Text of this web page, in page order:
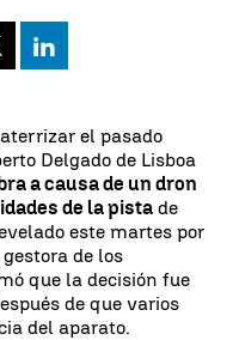
Linkedin
el pasado
Delgado de Lisboa
a causa de un dron
de la pista de
este martes por
de los
que la decisión fue
de que varios
del aparato.